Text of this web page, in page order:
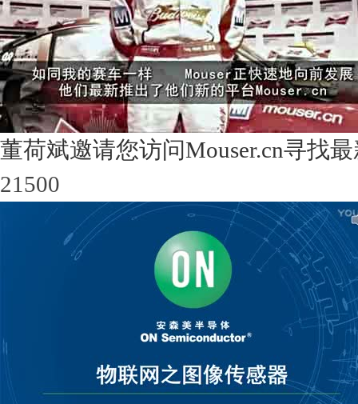
董荷斌邀请您访问Mouser.cn寻找
21500